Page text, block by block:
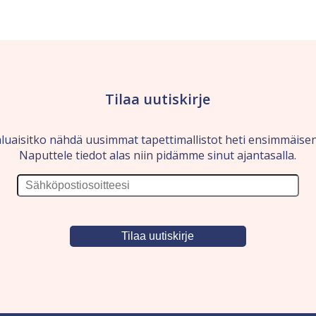
Tilaa uutiskirje
nähdä uusimmat tapettimallistot heti
Naputtele tiedot alas niin pidämme sinut ajantasalla.